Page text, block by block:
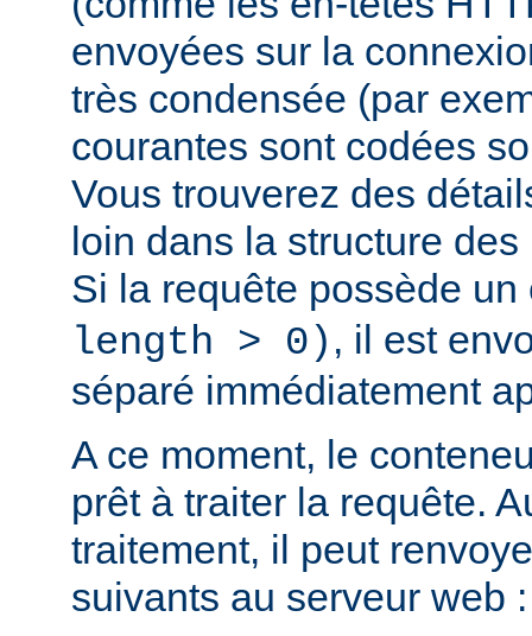
envoyées sur la
très condensée (par
courantes sont codées
Vous trouverez des
loin dans la structure
Si la requête possède
length > 0) , il est
séparé immédiatement
A ce moment, le
prêt à traiter la requête.
traitement, il peut
suivants au serveur web :